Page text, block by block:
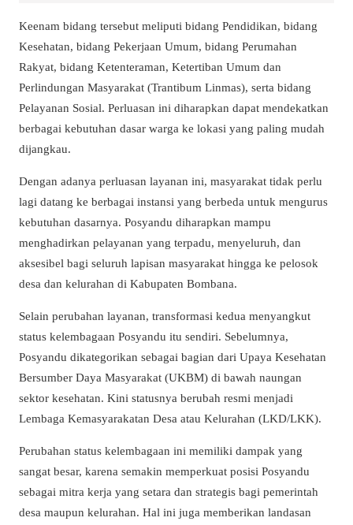
Keenam bidang tersebut meliputi bidang Pendidikan, bidang
Kesehatan, bidang Pekerjaan Umum, bidang Perumahan
Rakyat, bidang Ketenteraman, Ketertiban Umum dan
Perlindungan Masyarakat (Trantibum Linmas), serta bidang
Pelayanan Sosial. Perluasan ini diharapkan dapat mendekatkan
berbagai kebutuhan dasar warga ke lokasi yang paling mudah
dijangkau.
Dengan adanya perluasan layanan ini, masyarakat tidak perlu
lagi datang ke berbagai instansi yang berbeda untuk mengurus
kebutuhan dasarnya. Posyandu diharapkan mampu
menghadirkan pelayanan yang terpadu, menyeluruh, dan
aksesibel bagi seluruh lapisan masyarakat hingga ke pelosok
desa dan kelurahan di Kabupaten Bombana.
Selain perubahan layanan, transformasi kedua menyangkut
status kelembagaan Posyandu itu sendiri. Sebelumnya,
Posyandu dikategorikan sebagai bagian dari Upaya Kesehatan
Bersumber Daya Masyarakat (UKBM) di bawah naungan
sektor kesehatan. Kini statusnya berubah resmi menjadi
Lembaga Kemasyarakatan Desa atau Kelurahan (LKD/LKK).
Perubahan status kelembagaan ini memiliki dampak yang
sangat besar, karena semakin memperkuat posisi Posyandu
sebagai mitra kerja yang setara dan strategis bagi pemerintah
desa maupun kelurahan. Hal ini juga memberikan landasan